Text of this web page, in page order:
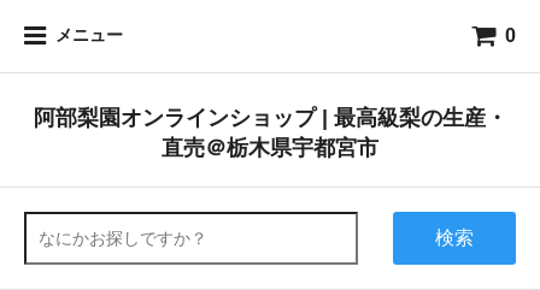
メニュー 0
阿部梨園オンラインショップ | 最高級梨の生産・
直売＠栃木県宇都宮市
検索